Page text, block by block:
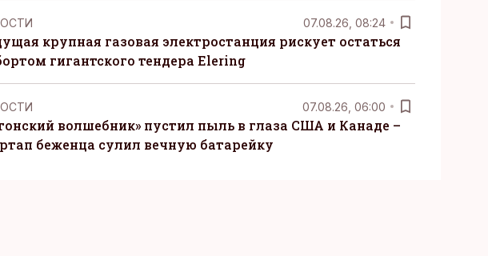
07.08.26, 08:24
крупная газовая электростанция рискует остаться
гигантского тендера Elering
07.08.26, 06:00
волшебник» пустил пыль в глаза США и Канаде –
беженца сулил вечную батарейку